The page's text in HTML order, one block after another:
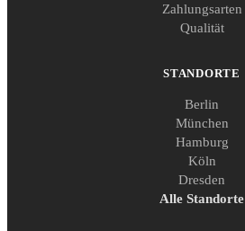
Zahlungsarten
Qualität
STANDORTE
Berlin
München
Hamburg
Köln
Dresden
Alle Standorte